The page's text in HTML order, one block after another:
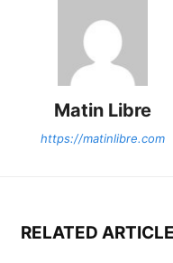
Matin Libre
https://matinlibre.com
RELATED